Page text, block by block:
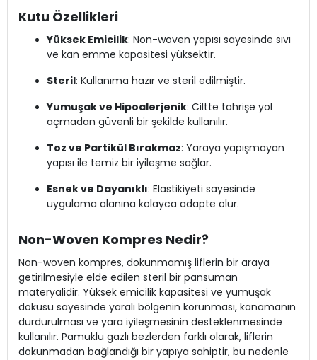
Kutu Özellikleri
Yüksek Emicilik: Non-woven yapısı sayesinde sıvı
ve kan emme kapasitesi yüksektir.
Steril: Kullanıma hazır ve steril edilmiştir.
Yumuşak ve Hipoalerjenik: Ciltte tahrişe yol
açmadan güvenli bir şekilde kullanılır.
Toz ve Partikül Bırakmaz: Yaraya yapışmayan
yapısı ile temiz bir iyileşme sağlar.
Esnek ve Dayanıklı: Elastikiyeti sayesinde
uygulama alanına kolayca adapte olur.
Non-Woven Kompres Nedir?
Non-woven kompres, dokunmamış liflerin bir araya
getirilmesiyle elde edilen steril bir pansuman
materyalidir. Yüksek emicilik kapasitesi ve yumuşak
dokusu sayesinde yaralı bölgenin korunması, kanamanın
durdurulması ve yara iyileşmesinin desteklenmesinde
kullanılır. Pamuklu gazlı bezlerden farklı olarak, liflerin
dokunmadan bağlandığı bir yapıya sahiptir, bu nedenle